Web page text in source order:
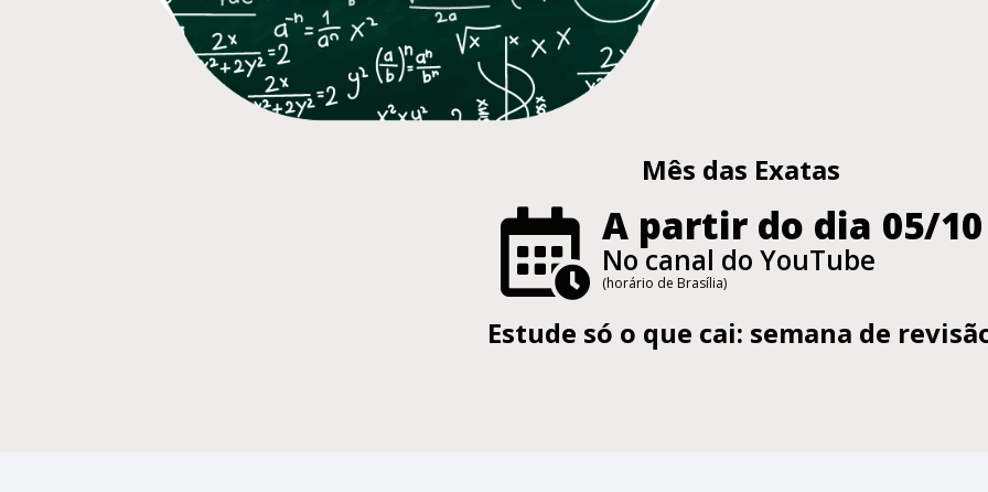
Mês das Exatas
A partir do dia 05/10
No canal do YouTube
(horário de Brasília)
Estude só o que cai: semana de